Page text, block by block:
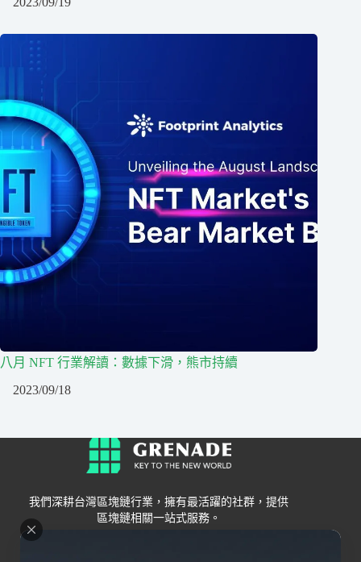
八月 NFT 行業解讀：數據下滑，熊市持續
2023/09/18
我們深耕台灣區塊鏈行業，擁有最活躍的社群，提供
區塊鏈相關一站式服務。